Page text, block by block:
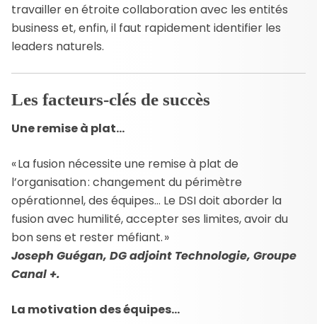
travailler en étroite collaboration avec les entités
business et, enfin, il faut rapidement identifier les
leaders naturels.
Les facteurs-clés de succès
Une remise à plat…
« La fusion nécessite une remise à plat de
l’organisation : changement du périmètre
opérationnel, des équipes… Le DSI doit aborder la
fusion avec humilité, accepter ses limites, avoir du
bon sens et rester méfiant. »
Joseph Guégan, DG adjoint Technologie, Groupe
Canal +.
La motivation des équipes…